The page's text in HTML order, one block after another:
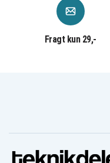
Fragt kun 29,-